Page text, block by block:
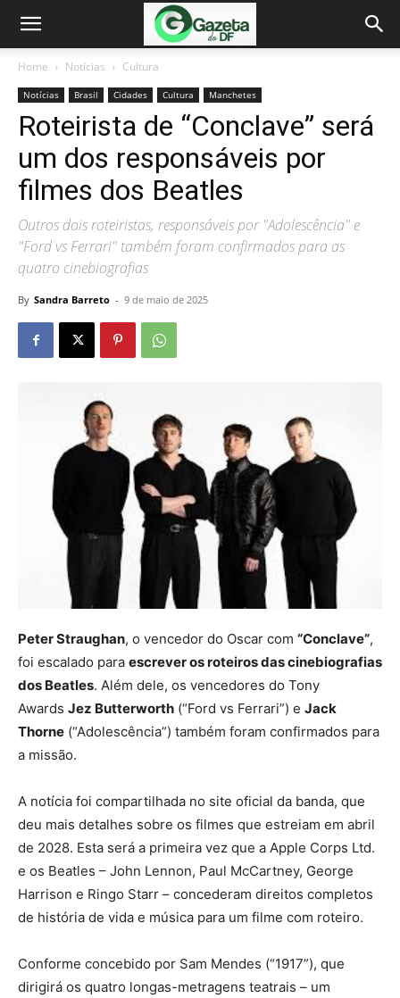
Home Notícias Cultura
Notícias Brasil Cidades Cultura Manchetes
Roteirista de “Conclave” será
um dos responsáveis por
filmes dos Beatles
Outros dois roteiristas, responsáveis por "Adolescência" e
"Ford vs Ferrari" também foram confirmados para as
quatro cinebiografias
By Sandra Barreto - 9 de maio de 2025
Peter Straughan, o vencedor do Oscar com “Conclave”,
foi escalado para escrever os roteiros das cinebiografias
dos Beatles. Além dele, os vencedores do Tony
Awards Jez Butterworth (“Ford vs Ferrari”) e Jack
Thorne (“Adolescência”) também foram confirmados para
a missão.
A notícia foi compartilhada no site oficial da banda, que
deu mais detalhes sobre os filmes que estreiam em abril
de 2028. Esta será a primeira vez que a Apple Corps Ltd.
e os Beatles – John Lennon, Paul McCartney, George
Harrison e Ringo Starr – concederam direitos completos
de história de vida e música para um filme com roteiro.
Conforme concebido por Sam Mendes (“1917”), que
dirigirá os quatro longas-metragens teatrais – um